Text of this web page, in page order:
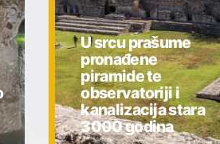
U srcu prašume
pronađene
piramide te
observatoriji i
kanalizacija stara
3000 godina